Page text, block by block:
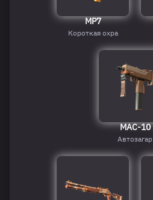
MP7
Короткая охра
MAC-10
Автозагар